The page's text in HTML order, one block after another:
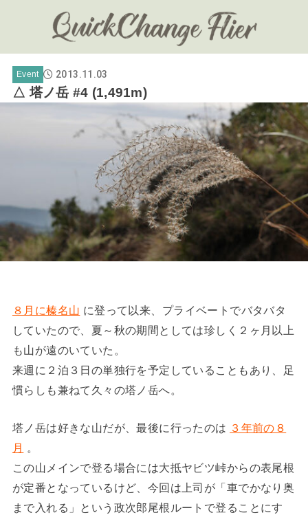
Event 2013.11.03
△ 塔ノ岳 #4 (1,491m)
８月に榛名山 に登って以来、プライベートでバタバタ
していたので、夏～秋の期間としては珍しく２ヶ月以上
も山が遠のいていた。
来週に２泊３日の単独行を予定していることもあり、足
慣らしも兼ねて久々の塔ノ岳へ。
塔ノ岳は好きな山だが、最後に行ったのは ３年前の８
月 。
この山メインで登る場合には大抵ヤビツ峠からの表尾根
が定番となっているけど、今回は上司が「車でかなり奥
まで入れる」という政次郎尾根ルートで登ることにす